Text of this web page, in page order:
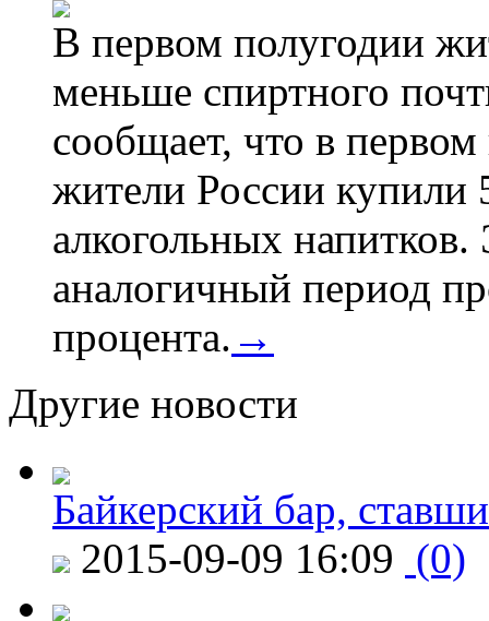
В первом полугодии
меньше спиртного
сообщает, что в
жители России купили
алкогольных
аналогичный период
процента. →
Другие новости
Байкерский бар,
2015-09-09 16:09 (0)